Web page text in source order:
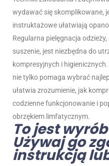
wydawać się skomplikowane,
instruktażowe ułatwiają
Regularna pielęgnacja
suszenie, jest niezbędna do
kompresyjnych i higienicznych.
nie tylko pomaga wybrać
ułatwia zrozumienie, jak
codzienne funkcjonowanie i
obrzękiem limfatycznym.
To jest
Używaj go
instrukcją